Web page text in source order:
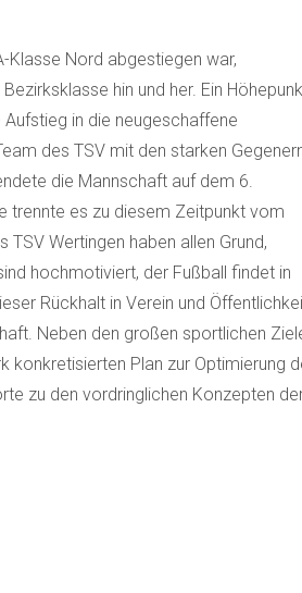
Klasse Nord abgestiegen war,
hin und her. Ein
in die neugeschaffene
des TSV mit den starken
die Mannschaft auf dem 6.
trennte es zu diesem Zeitpunkt vom
TSV Wertingen haben allen Grund,
hochmotiviert, der Fußball findet in
Rückhalt in Verein und
Neben den großen sportlichen
konkretisierten Plan zur Optimierung
zu den vordringlichen Konzepten